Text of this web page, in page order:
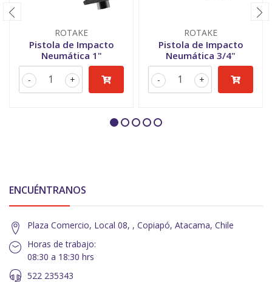
ROTAKE
Pistola de Impacto
Neumática 1"
+
-
ROTAKE
Pistola de Impacto
Neumática 3/4"
+
-
ENCUÉNTRANOS
Plaza Comercio, Local 08, , Copiapó, Atacama, Chile
Horas de trabajo:
08:30 a 18:30 hrs
522 235343